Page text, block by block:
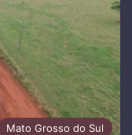
Mato Grosso do Sul